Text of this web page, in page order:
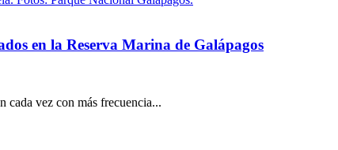
en la Reserva Marina de Galápagos
cada vez con más frecuencia...